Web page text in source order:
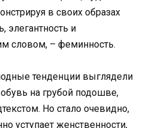
в своих образах
элегантность и
словом, – феминность.
тенденции выглядели
на грубой подошве,
Но стало очевидно,
уступает женственности,